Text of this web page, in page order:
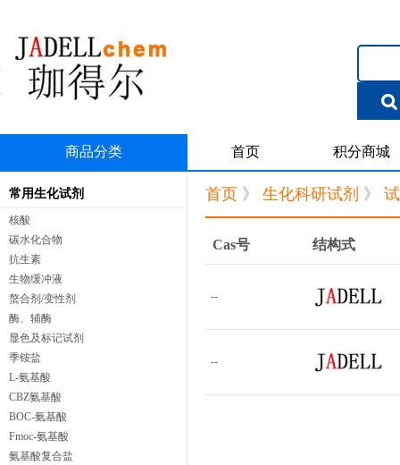
商品分类 首页 积分商城
常用生化试剂
核酸
碳水化合物
抗生素
生物缓冲液
螯合剂/变性剂
酶、辅酶
显色及标记试剂
季铵盐
L-氨基酸
CBZ氨基酸
BOC-氨基酸
Fmoc-氨基酸
氨基酸复合盐
首页 》 生化科研试剂 》
Cas号 结构式
--
--